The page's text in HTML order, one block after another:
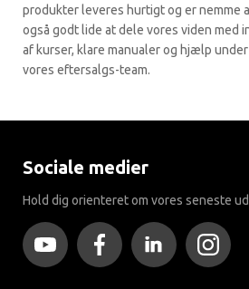
produkter leveres hurtigt og er nemme
også godt lide at dele vores viden med
af kurser, klare manualer og hjælp
vores eftersalgs-team.
Sociale medier
Hold dig orienteret om vores seneste